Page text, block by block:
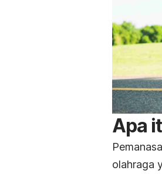
Apa
olahraga